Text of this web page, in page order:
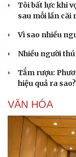
Tôi bất lực khi
sau mỗi lần cãi
Vì sao nhiều
Nhiều người
Tắm rượu:
hiệu quả ra sao?
VĂN HÓA